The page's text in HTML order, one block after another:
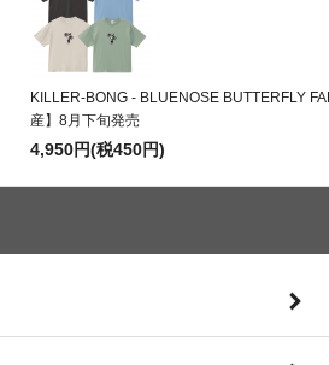
KILLER-BONG - BLUENOSE BUTTERFLY
産】8月下旬発売
4,950円(税450円)